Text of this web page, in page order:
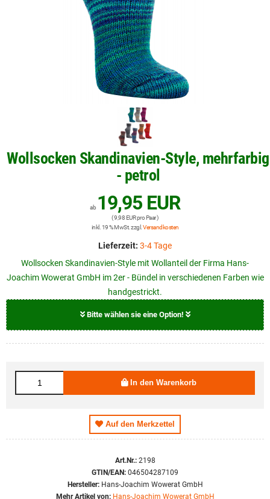
Wollsocken Skandinavien-Style, mehrfarbig
- petrol
ab 19,95 EUR
( 9,98 EUR pro Paar )
inkl. 19 % MwSt. zzgl. Versandkosten
Lieferzeit: 3-4 Tage
Wollsocken Skandinavien-Style mit Wollanteil der Firma Hans-
Joachim Wowerat GmbH im 2er - Bündel in verschiedenen Farben wie
handgestrickt.
Bitte wählen sie eine Option!
39 - 42 In den Warenkorb
Auf den Merkzettel
Art.Nr.:2198
GTIN/EAN: 046504287109
Hersteller: Hans-Joachim Wowerat GmbH
Mehr Artikel von: Hans-Joachim Wowerat GmbH